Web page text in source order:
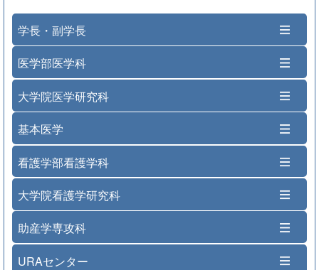
学長・副学長
医学部医学科
大学院医学研究科
基本医学
看護学部看護学科
大学院看護学研究科
助産学専攻科
URAセンター